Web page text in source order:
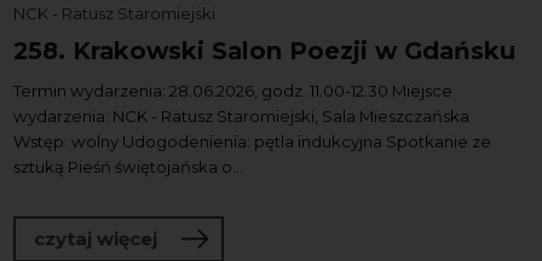
NCK - Ratusz Staromiejski
258. Krakowski Salon Poezji w Gdańsku
Termin wydarzenia: 28.06.2026, godz. 11.00-12.30 Miejsce
wydarzenia: NCK - Ratusz Staromiejski, Sala Mieszczańska
Wstęp: wolny Udogodenienia: pętla indukcyjna Spotkanie ze
sztuką Pieśń świętojańska o...
czytaj więcej o 258. Krakowski Salon Poezji w